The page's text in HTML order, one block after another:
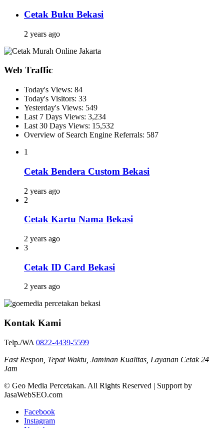
Cetak Buku Bekasi
2 years ago
Web Traffic
Today's Views: 84
Today's Visitors: 33
Yesterday's Views: 549
Last 7 Days Views: 3,234
Last 30 Days Views: 15,532
Overview of Search Engine Referrals: 587
1
Cetak Bendera Custom Bekasi
2 years ago
2
Cetak Kartu Nama Bekasi
2 years ago
3
Cetak ID Card Bekasi
2 years ago
Kontak Kami
Telp./WA 0822-4439-5599
Fast Respon, Tepat Waktu, Jaminan Kualitas, Layanan Cetak 24
Jam
© Geo Media Percetakan. All Rights Reserved | Support by
JasaWebSEO.com
Facebook
Instagram